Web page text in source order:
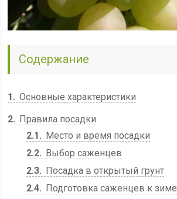
Содержание
1
Основные характеристики
2
Правила посадки
2.1
Место и время посадки
2.2
Выбор саженцев
2.3
Посадка в открытый грунт
2.4
Подготовка саженцев к зиме